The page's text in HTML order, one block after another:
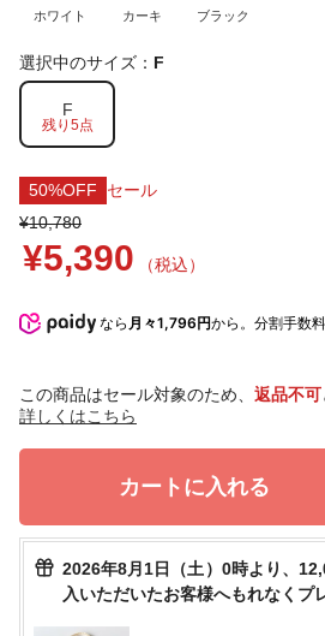
ホワイト カーキ ブラック
選択中のサイズ： F
F
残り5点
50%OFF
セール
¥10,780
¥5,390 （税込）
なら 月々1,796円から。分割手数
この商品はセール対象のため、 返品不可
詳しくはこちら
カートに入れる
2026年8月1日（土）0時より、
入いただいたお客様へもれなくプ